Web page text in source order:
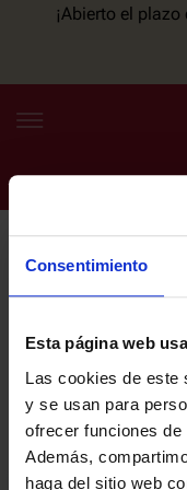
Consentimiento
Esta página web
Las cookies de este
y se usan para
ofrecer funciones
Además,
haga del sitio web
¡Abierto el
ES EU
últimas noticias y
Email
He leído y acepto la